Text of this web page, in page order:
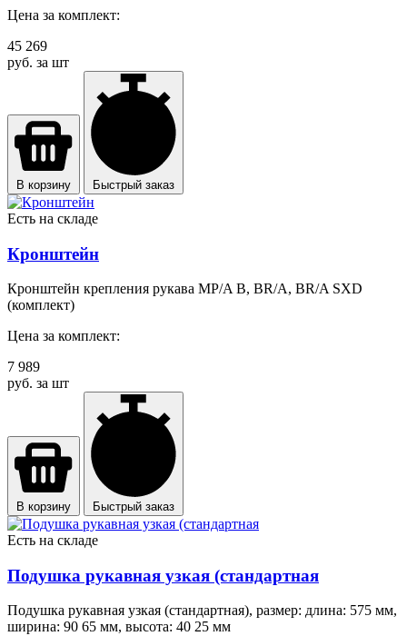
Цена за комплект:
45 269
руб. за шт
В корзину Быстрый заказ
Есть на складе
Кронштейн
Кронштейн крепления рукава MP/A B, BR/A, BR/A SXD
(комплект)
Цена за комплект:
7 989
руб. за шт
В корзину Быстрый заказ
Есть на складе
Подушка рукавная узкая (стандартная
Подушка рукавная узкая (стандартная), размер: длина: 575 мм,
ширина: 90 65 мм, высота: 40 25 мм